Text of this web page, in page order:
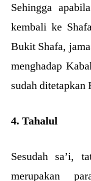
Sehingga
kembali ke
Bukit Shafa,
menghadap
sudah ditetapkan
4. Tahalul
Sesudah sa’i,
merupakan